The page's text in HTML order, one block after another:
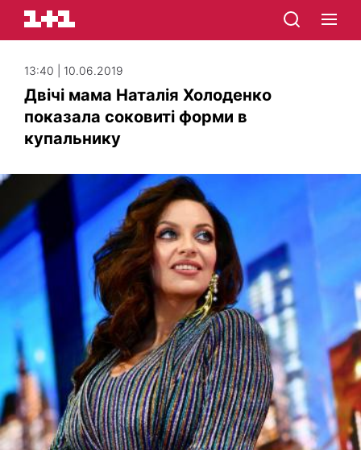
13:40 | 10.06.2019
Двічі мама Наталія Холоденко
показала соковиті форми в
купальнику